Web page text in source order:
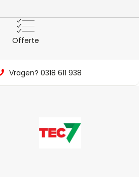
Offerte
Vragen? 0318 611 938